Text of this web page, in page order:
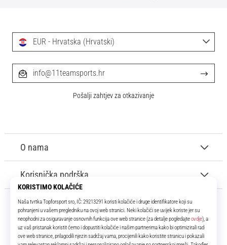
11teamsports.hr
Tvoj smo pouzdani suigrač već više od 16 godina! Cijelo to vrijeme
O nama
Korisnička podrška
EUR - Hrvatska (Hrvatski)
info@11teamsports.hr
Pošalji zahtjev za otkazivanje